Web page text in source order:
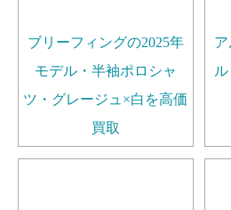
ブリーフィングの2025年
モデル・半袖ポロシャ
ツ・グレージュ×白を高価
買取